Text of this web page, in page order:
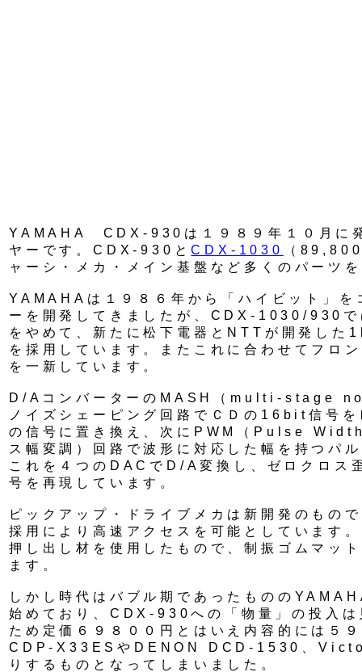
YAMAHA CDX-930は１９８９年１０月に
ヤーです。CDX-930とCDX-1030
（
ャーシ・メカ・メイン基盤など多くのパーツ
YAMAHAは１９８６年から「ハイビット」を
ーを開発してきましたが、CDX-1030/930
をやめて、新たに松下電器とNTTが開発し
を採用しています。またこれに合わせてフロ
を一新しています。
D/AコンバーターのMASH（multi-stage
ノイズシェーピング回路でＣＤの16bit信号
の信号に置き換え、次にPWM（Pulse
ス幅変調）回路で波形に対応した幅を持つパ
これを４つのDACでD/A変換し、ゼロクロス
号を再現しています。
ピックアップ・ドライブメカは新開発のもの
採用により高速アクセスを可能としています
押し出し材を使用したもので、制振ゴムマッ
ます。
しかし時代はバブル期であったものの
始めており、CDX-930への「物量」の投入は
ため定価６９８００円とはいえ内容的には５
CDP-X33ESやDENON DCD-1530、
りするものとなってしまいました。